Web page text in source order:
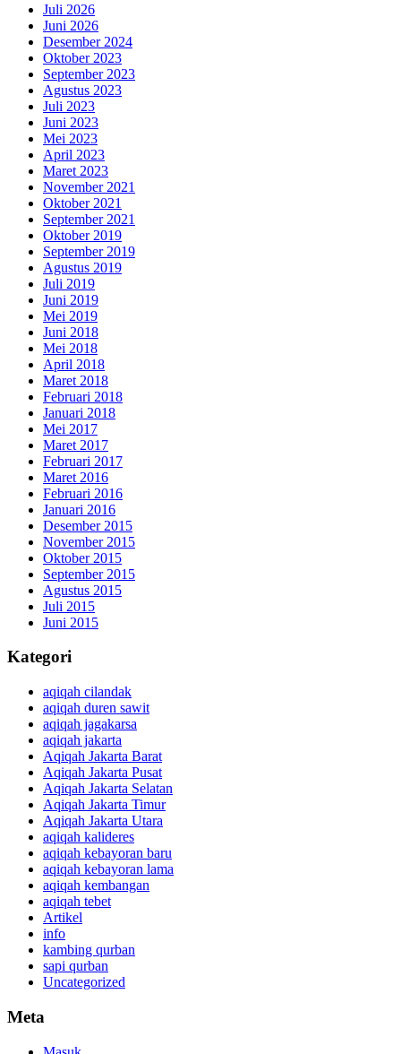
Juli 2026
Juni 2026
Desember 2024
Oktober 2023
September 2023
Agustus 2023
Juli 2023
Juni 2023
Mei 2023
April 2023
Maret 2023
November 2021
Oktober 2021
September 2021
Oktober 2019
September 2019
Agustus 2019
Juli 2019
Juni 2019
Mei 2019
Juni 2018
Mei 2018
April 2018
Maret 2018
Februari 2018
Januari 2018
Mei 2017
Maret 2017
Februari 2017
Maret 2016
Februari 2016
Januari 2016
Desember 2015
November 2015
Oktober 2015
September 2015
Agustus 2015
Juli 2015
Juni 2015
Kategori
aqiqah cilandak
aqiqah duren sawit
aqiqah jagakarsa
aqiqah jakarta
Aqiqah Jakarta Barat
Aqiqah Jakarta Pusat
Aqiqah Jakarta Selatan
Aqiqah Jakarta Timur
Aqiqah Jakarta Utara
aqiqah kalideres
aqiqah kebayoran baru
aqiqah kebayoran lama
aqiqah kembangan
aqiqah tebet
Artikel
info
kambing qurban
sapi qurban
Uncategorized
Meta